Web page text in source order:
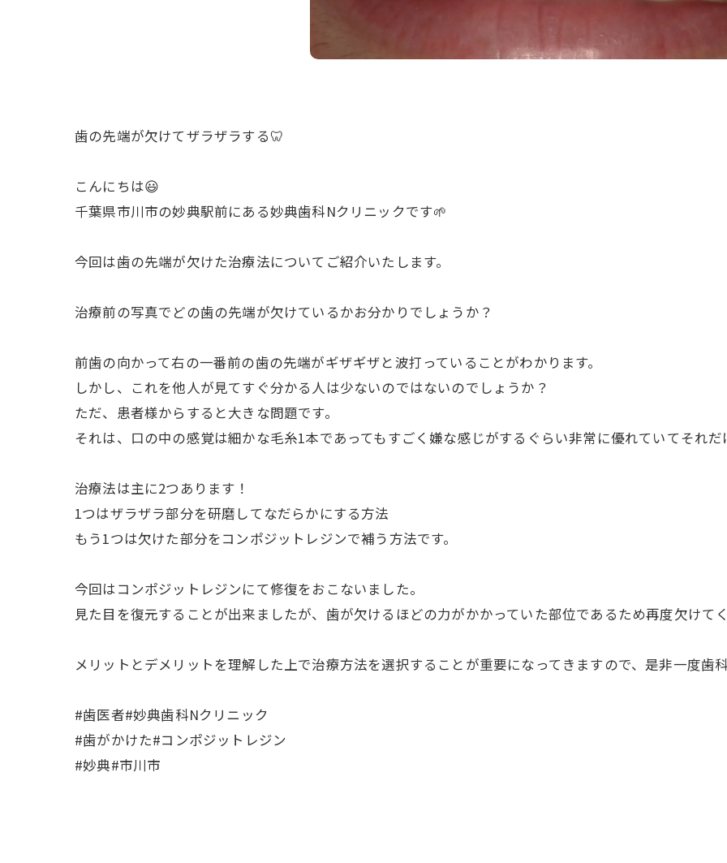
歯の先端が欠けてザラザラする🦷
こんにちは😃
千葉県市川市の妙典駅前にある妙典歯科Nクリニックです🌱
今回は歯の先端が欠けた治療法についてご紹介いたします。
治療前の写真でどの歯の先端が欠けているかお分かりでしょうか？
前歯の向かって右の一番前の歯の先端がギザギザと波打っていることがわかります。
しかし、これを他人が見てすぐ分かる人は少ないのではないのでしょうか？
ただ、患者様からすると大きな問題です。
それは、口の中の感覚は細かな毛糸1本であってもすごく嫌な感じがするぐらい非常に優れていてそれだ
治療法は主に2つあります！
1つはザラザラ部分を研磨してなだらかにする方法
もう1つは欠けた部分をコンポジットレジンで補う方法です。
今回はコンポジットレジンにて修復をおこないました。
見た目を復元することが出来ましたが、歯が欠けるほどの力がかかっていた部位であるため再度欠けて
メリットとデメリットを理解した上で治療方法を選択することが重要になってきますので、是非一度歯
#歯医者#妙典歯科Nクリニック
#歯がかけた#コンポジットレジン
#妙典#市川市